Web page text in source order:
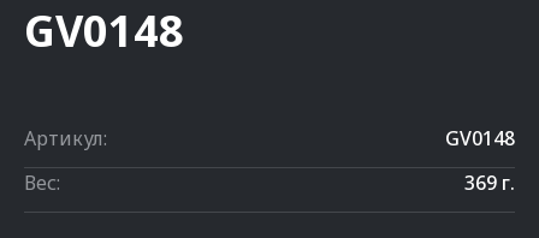
GV0148
Артикул:
GV0148
Вес:
369 г.